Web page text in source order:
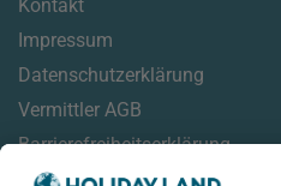
Kontakt
Impressum
Datenschutzerklärung
Vermittler AGB
Barrierefreiheitserklärung